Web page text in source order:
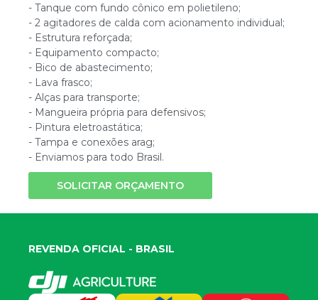
- Tanque com fundo cônico em polietileno;
- 2 agitadores de calda com acionamento individual;
- Estrutura reforçada;
- Equipamento compacto;
- Bico de abastecimento;
- Lava frasco;
- Alças para transporte;
- Mangueira própria para defensivos;
- Pintura eletroastática;
- Tampa e conexões arag;
- Enviamos para todo Brasil.
SOLICITAR ORÇAMENTO
REVENDA OFICIAL - BRASIL